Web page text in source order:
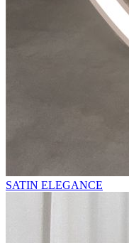
SATIN ELEGANCE